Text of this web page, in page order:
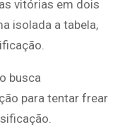
vitórias em dois
isolada a tabela,
busca
para tentar frear